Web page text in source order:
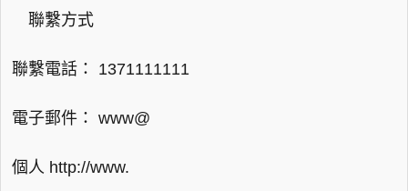
聯繫方式
聯繫電話： 1371111111
電子郵件： www@
個人 http://www.